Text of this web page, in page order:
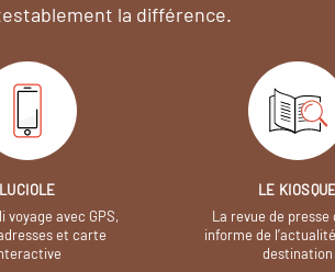
la différence.
LUCIOLE
voyage avec GPS,
et carte
LE
La revue de presse
informe de
destination